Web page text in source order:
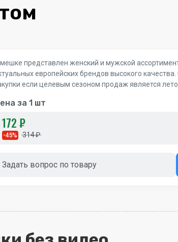
представлен женский и мужской
европейских брендов высокого
если целевым сезоном продаж является лето.
за 1 шт
172 ₽
-45% 314 ₽
Задать вопрос по товару